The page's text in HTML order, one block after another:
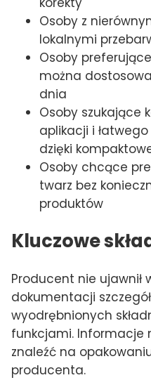
Osoby z
lokalnymi
Osoby
można
dnia
Osoby szukające
aplikacji i
dzięki
Osoby chcące
twarz bez
produktów
Kluczowe
Producent nie ujawnił
dokumentacji
wyodrębnionych
funkcjami. Informacje
znaleźć na
producenta.